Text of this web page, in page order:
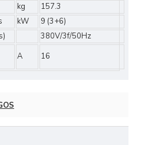
kg
157.3
kW
9 (3+6)
380V/3f/50Hz
A 16